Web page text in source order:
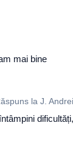
mai bine
la J. Andrei